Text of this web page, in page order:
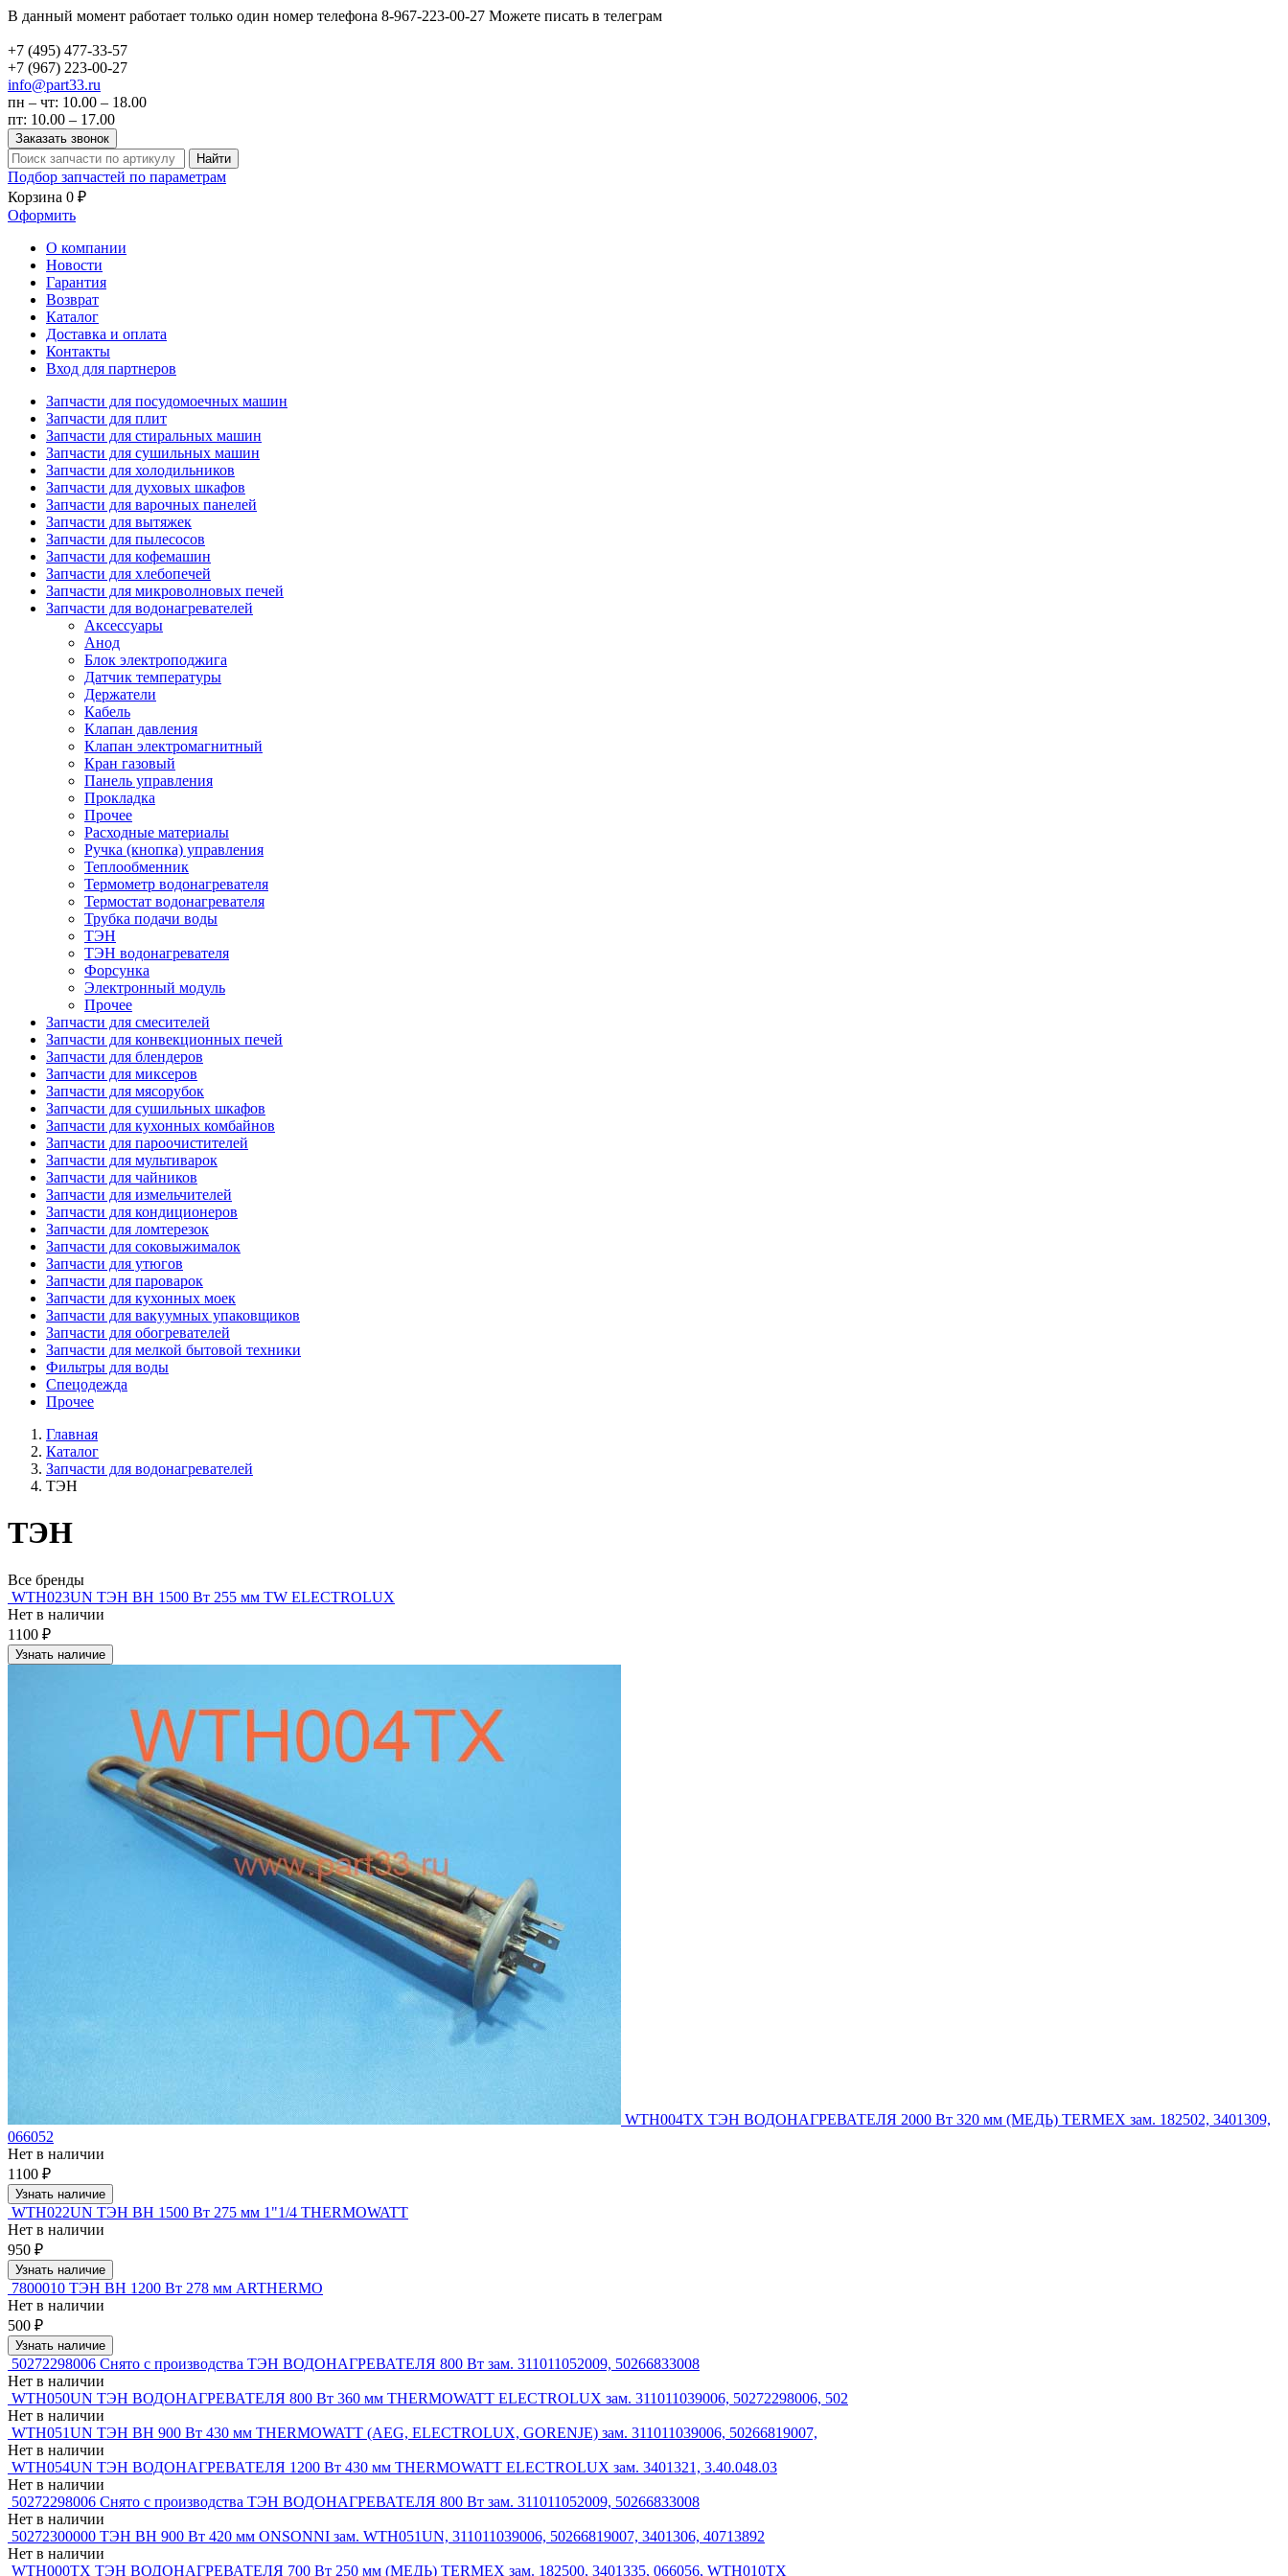
В данный момент работает только один номер телефона 8-967-223-00-27 Можете писать в телеграм
+7 (495) 477-33-57
+7 (967) 223-00-27
info@part33.ru
пн – чт: 10.00 – 18.00
пт: 10.00 – 17.00
Заказать звонок
Найти
Подбор запчастей по параметрам
Корзина 0 ₽
Оформить
О компании
Новости
Гарантия
Возврат
Каталог
Доставка и оплата
Контакты
Вход для партнеров
Запчасти для посудомоечных машин
Запчасти для плит
Запчасти для стиральных машин
Запчасти для сушильных машин
Запчасти для холодильников
Запчасти для духовых шкафов
Запчасти для варочных панелей
Запчасти для вытяжек
Запчасти для пылесосов
Запчасти для кофемашин
Запчасти для хлебопечей
Запчасти для микроволновых печей
Запчасти для водонагревателей
Аксессуары
Анод
Блок электроподжига
Датчик температуры
Держатели
Кабель
Клапан давления
Клапан электромагнитный
Кран газовый
Панель управления
Прокладка
Прочее
Расходные материалы
Ручка (кнопка) управления
Теплообменник
Термометр водонагревателя
Термостат водонагревателя
Трубка подачи воды
ТЭН
ТЭН водонагревателя
Форсунка
Электронный модуль
Прочее
Запчасти для смесителей
Запчасти для конвекционных печей
Запчасти для блендеров
Запчасти для миксеров
Запчасти для мясорубок
Запчасти для сушильных шкафов
Запчасти для кухонных комбайнов
Запчасти для пароочистителей
Запчасти для мультиварок
Запчасти для чайников
Запчасти для измельчителей
Запчасти для кондиционеров
Запчасти для ломтерезок
Запчасти для соковыжималок
Запчасти для утюгов
Запчасти для пароварок
Запчасти для кухонных моек
Запчасти для вакуумных упаковщиков
Запчасти для обогревателей
Запчасти для мелкой бытовой техники
Фильтры для воды
Спецодежда
Прочее
Главная
Каталог
Запчасти для водонагревателей
ТЭН
ТЭН
Все бренды
WTH023UN ТЭН ВН 1500 Вт 255 мм TW ELECTROLUX
Нет в наличии
1100 ₽
Узнать наличие
WTH004TX ТЭН ВОДОНАГРЕВАТЕЛЯ 2000 Вт 320 мм (МЕДЬ) TERMEX зам. 182502, 3401309,
066052
Нет в наличии
1100 ₽
Узнать наличие
WTH022UN ТЭН ВН 1500 Вт 275 мм 1"1/4 THERMOWATT
Нет в наличии
950 ₽
Узнать наличие
7800010 ТЭН ВН 1200 Вт 278 мм ARTHERMO
Нет в наличии
500 ₽
Узнать наличие
50272298006 Снято с производства ТЭН ВОДОНАГРЕВАТЕЛЯ 800 Вт зам. 311011052009, 50266833008
Нет в наличии
WTH050UN ТЭН ВОДОНАГРЕВАТЕЛЯ 800 Вт 360 мм THERMOWATT ELECTROLUX зам. 311011039006, 50272298006, 502
Нет в наличии
WTH051UN ТЭН ВН 900 Вт 430 мм THERMOWATT (AEG, ELECTROLUX, GORENJE) зам. 311011039006, 50266819007,
Нет в наличии
WTH054UN ТЭН ВОДОНАГРЕВАТЕЛЯ 1200 Вт 430 мм THERMOWATT ELECTROLUX зам. 3401321, 3.40.048.03
Нет в наличии
50272298006 Снято с производства ТЭН ВОДОНАГРЕВАТЕЛЯ 800 Вт зам. 311011052009, 50266833008
Нет в наличии
50272300000 ТЭН ВН 900 Вт 420 мм ONSONNI зам. WTH051UN, 311011039006, 50266819007, 3401306, 40713892
Нет в наличии
WTH000TX ТЭН ВОДОНАГРЕВАТЕЛЯ 700 Вт 250 мм (МЕДЬ) TERMEX зам. 182500, 3401335, 066056, WTH010TX